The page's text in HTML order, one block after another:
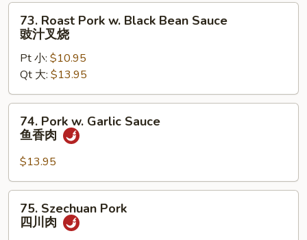
雪
73.
Roast
Pork
Black
Bean
Sauce
73. Roast Pork w. Black Bean Sauce
豉汁叉烧
Pt 小: $10.95
Qt 大: $13.95
74.
Pork
Garlic
Sauce
鱼
74. Pork w. Garlic Sauce
鱼香肉
$13.95
75.
Szechuan
Pork
75. Szechuan Pork
四川肉